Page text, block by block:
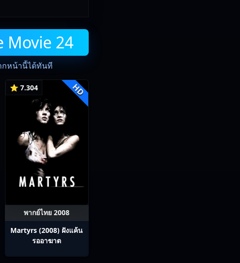
24
กหน้านี้ได้ทันที
⭐ 7.304 HD
พากย์ไทย 2008
Martyrs (2008) ฝังแค้น
รออาฆาต